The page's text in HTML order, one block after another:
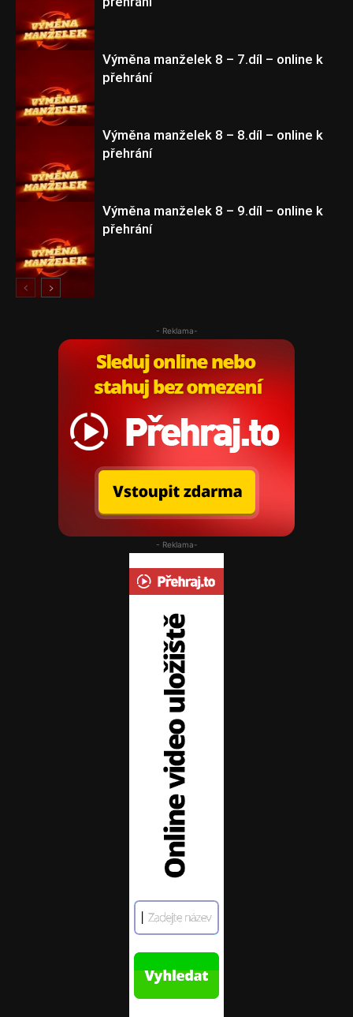
Výměna manželek 8
Výměna manželek 8
Výměna manželek 8
Výměna manželek 8 – 7.díl – online k
přehrání
Výměna manželek 8
Výměna manželek 8 – 8.díl – online k
přehrání
Výměna manželek 8 – 9.díl – online k
přehrání
- Reklama-
- Reklama-